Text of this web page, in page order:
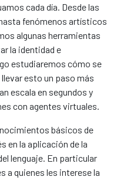
cada día. Desde las
fenómenos artísticos
algunas herramientas
la identidad e
estudiaremos cómo se
esto un paso más
escala en segundos y
con agentes virtuales.
básicos de
en la aplicación de la
lenguaje. En particular
a quienes les interese la